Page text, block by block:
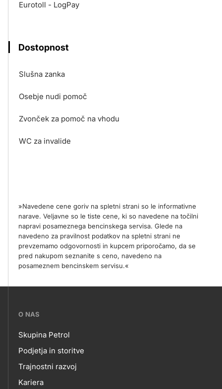
Eurotoll - LogPay
Dostopnost
Slušna zanka
Osebje nudi pomoč
Zvonček za pomoč na vhodu
WC za invalide
»Navedene cene goriv na spletni strani so le informativne
narave. Veljavne so le tiste cene, ki so navedene na točilni
napravi posameznega bencinskega servisa. Glede na
navedeno za pravilnost podatkov na spletni strani ne
prevzemamo odgovornosti in kupcem priporočamo, da se
pred nakupom seznanite s ceno, navedeno na
posameznem bencinskem servisu.«
???
skupno.footer-
title???
O NAS
O
NAS
Skupina Petrol
Podjetja in storitve
Trajnostni razvoj
Kariera